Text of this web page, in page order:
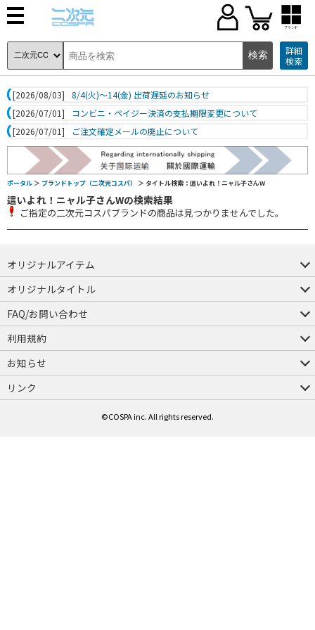
ブランド
詳細
検索
[2026/08/03]
8/4(火)～14(金) 出荷遅延のお知らせ
[2026/07/01]
コンビニ・ペイジー決済の支払期限変更について
[2026/07/01]
ご注文確定メールの廃止について
ポータル ＞ ブランドトップ（二次元コスパ） ＞ タイトル検索：這いよれ！ニャル子さんW
這いよれ！ニャル子さんWの検索結果
ご指定の二次元コスパブランドの商品は見つかりませんでした。
オリジナルアイテム
つままれ
つかまれ
ピョコッテ
オリジナルタイトル
アイテムヤ
ミスカトニック大學購買部
FAQ/お問い合わせ
FAQ
お問い合わせ
利用規約
会員規約・ポイント規約
特定商取引法に関する表示
プライバシーポリシー
お知らせ
店舗情報
採用情報
発売日変更のお知らせ
販売代理店・取扱店募集
海外のご案内（English）
リンク
©COSPA inc. All rights reserved.